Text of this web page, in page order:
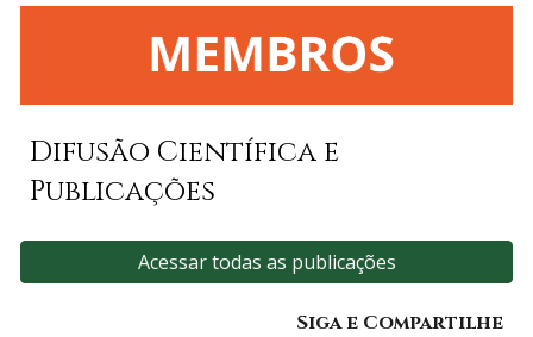
Difusão Científica e
Publicações
Acessar todas as publicações
Siga e Compartilhe